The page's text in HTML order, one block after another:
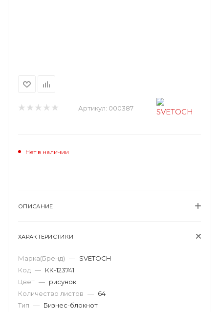
Артикул: 000387
Нет в наличии
ОПИСАНИЕ
ХАРАКТЕРИСТИКИ
Марка(Бренд) — SVETOCH
Код — КК-123741
Цвет — рисунок
Количество листов — 64
Тип — Бизнес-блокнот